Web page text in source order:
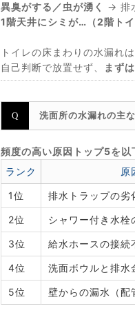
異臭がする／虫が湧く
→ 排
1階天井にシミが…（2階トイ
トイレの床まわりの水漏れ
自己判断で放置せず、
まず
洗面所の水漏れの主
頻度の高い原因トップ5を以
ランク
原
1位 排水トラップの劣
2位 シャワー付き水栓
3位 給水ホースの接続
4位 洗面ボウルと排水
5位 壁からの漏水（配